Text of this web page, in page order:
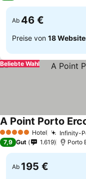
Ab 46 €
Preise von 18
Beliebte Wahl
5 Sterne Hotel Infinity-
A Point Porto
7,9 Gut 1.619 Porto
Ab 195 €